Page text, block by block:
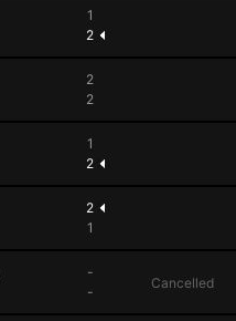
1
2
2
2
1
2
2
1
-
-
Cancelled